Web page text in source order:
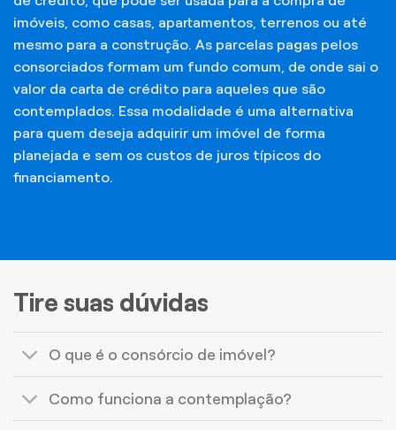
imóveis, como casas, apartamentos, terrenos ou até
mesmo para a construção. As parcelas pagas pelos
consorciados formam um fundo comum, de onde sai o
valor da carta de crédito para aqueles que são
contemplados. Essa modalidade é uma alternativa
para quem deseja adquirir um imóvel de forma
planejada e sem os custos de juros típicos do
financiamento.
Tire suas dúvidas
O que é o consórcio de imóvel?
Como funciona a contemplação?